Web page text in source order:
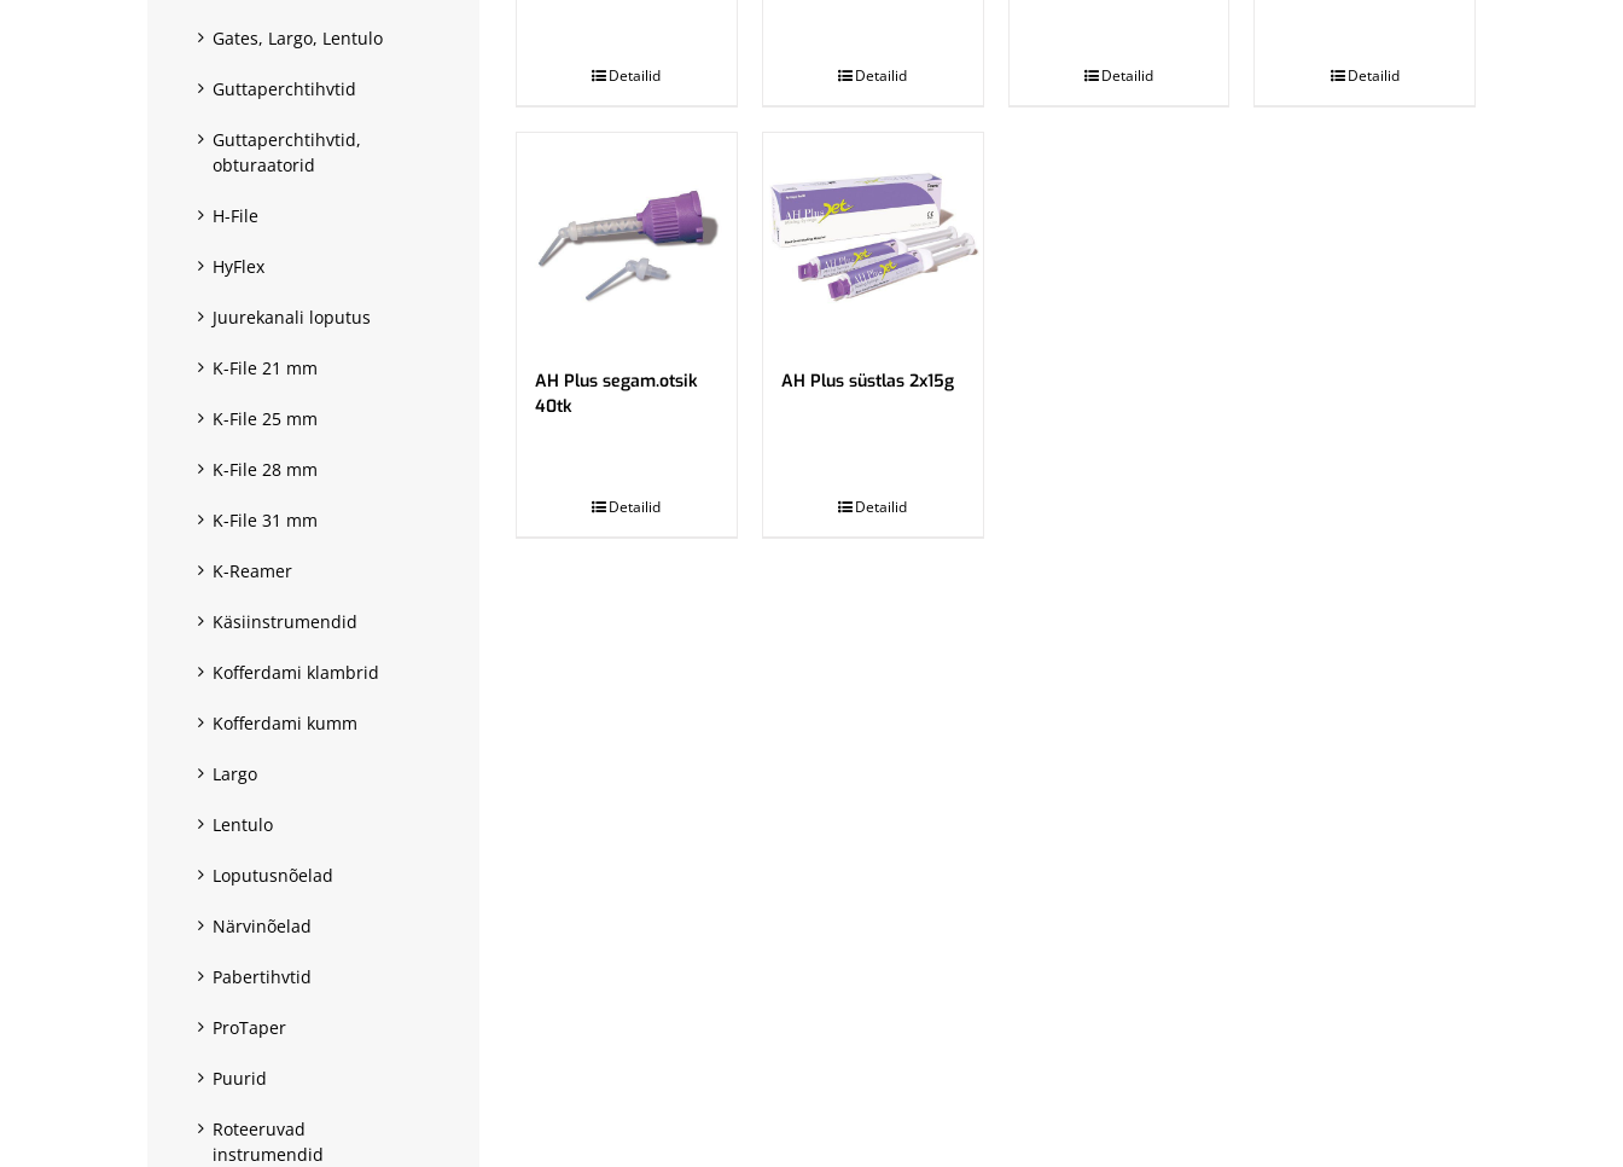
Gates, Largo, Lentulo
Guttaperchtihvtid
Guttaperchtihvtid,
obturaatorid
H-File
HyFlex
Juurekanali loputus
K-File 21 mm
K-File 25 mm
K-File 28 mm
K-File 31 mm
K-Reamer
Käsiinstrumendid
Kofferdami klambrid
Kofferdami kumm
Largo
Lentulo
Loputusnõelad
Närvinõelad
Pabertihvtid
ProTaper
Puurid
Roteeruvad
instrumendid
Detailid Detailid Detailid Detailid
AH Plus segam.otsik
40tk
Detailid
AH Plus süstlas 2x15g
Detailid